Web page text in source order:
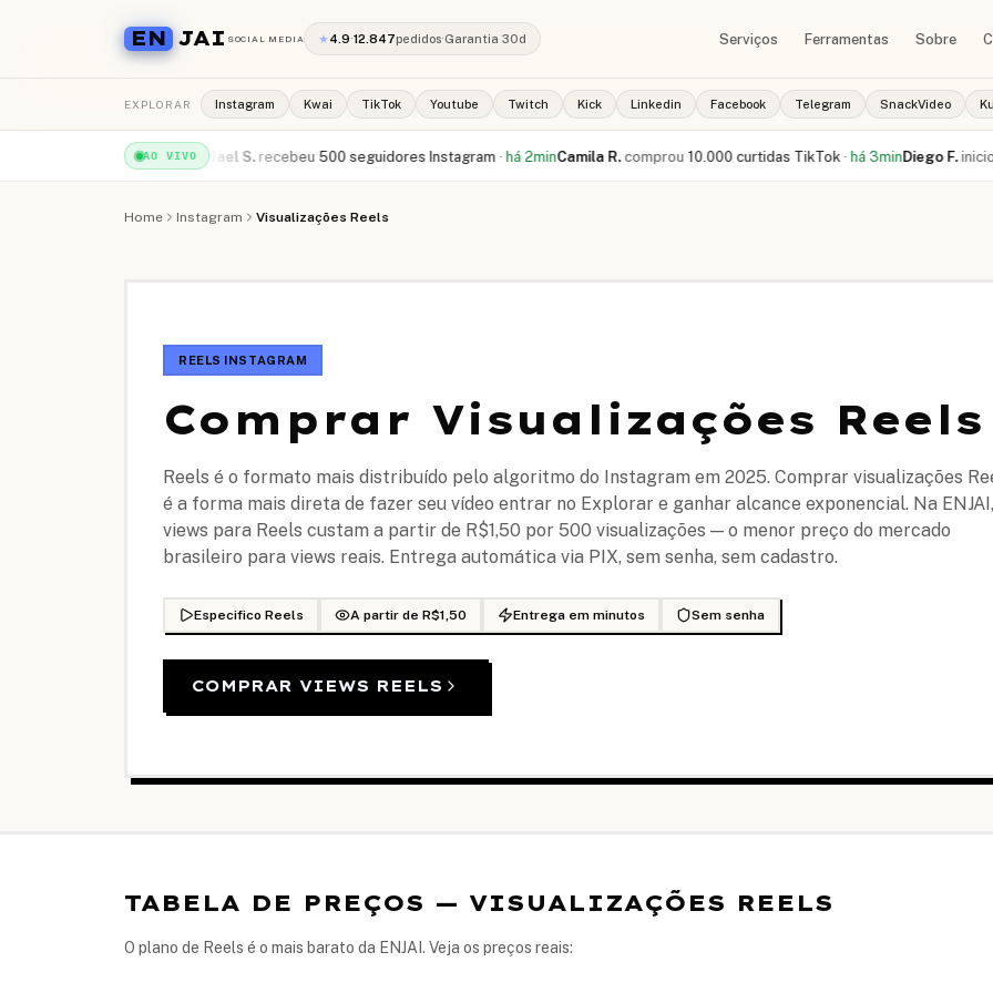
EN JAI SOCIAL MEDIA ★4.9·12.847pedidos·Garantia 30d Serviços Ferramentas Sobre
EXPLORAR Instagram Kwai TikTok Youtube Twitch Kick Linkedin Facebook Telegram SnackVideo
AO VIVO
Rafael S. recebeu 500 seguidores Instagram ·há 2minCamila R. comprou 10.000 curtidas TikTok ·há 3minDiego F. iniciou pedido
Home Instagram Visualizações Reels
REELS INSTAGRAM
Comprar Visualizações Reels
Reels é o formato mais distribuído pelo algoritmo do Instagram em 2025. Comprar visualizações
é a forma mais direta de fazer seu vídeo entrar no Explorar e ganhar alcance exponencial. Na ENJAI,
views para Reels custam a partir de R$1,50 por 500 visualizações — o menor preço do mercado
brasileiro para views reais. Entrega automática via PIX, sem senha, sem cadastro.
Especifico Reels A partir de R$1,50 Entrega em minutos Sem senha
COMPRAR VIEWS REELS
TABELA DE PREÇOS — VISUALIZAÇÕES REELS
O plano de Reels é o mais barato da ENJAI. Veja os preços reais: